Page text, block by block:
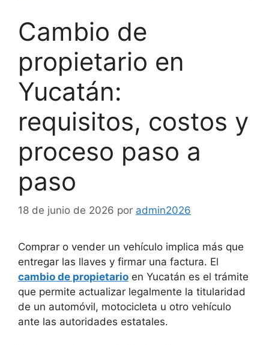
Cambio de
propietario en
Yucatán:
requisitos, costos y
proceso paso a
paso
18 de junio de 2026 por admin2026
Comprar o vender un vehículo implica más que
entregar las llaves y firmar una factura. El
cambio de propietario en Yucatán es el trámite
que permite actualizar legalmente la titularidad
de un automóvil, motocicleta u otro vehículo
ante las autoridades estatales.